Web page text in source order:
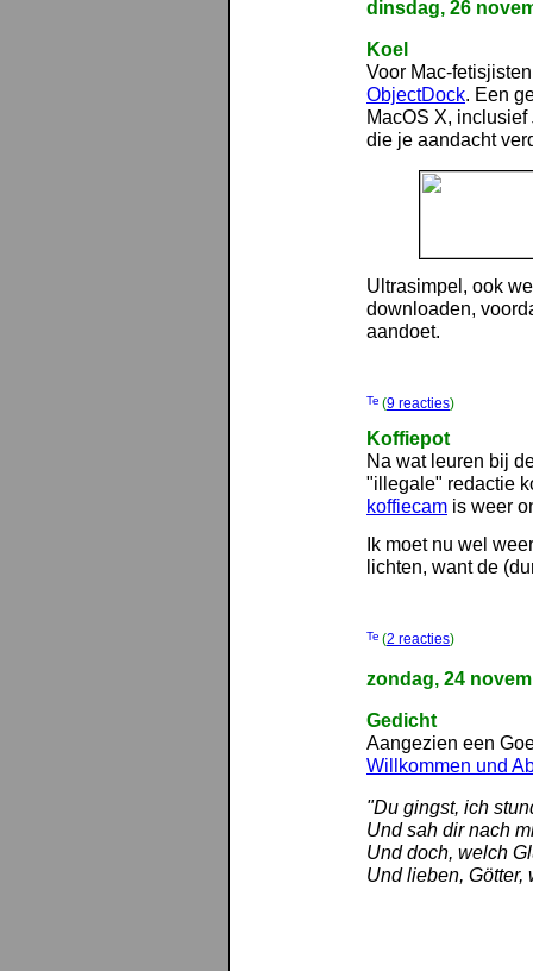
dinsdag, 26
Koel
Voor Mac-
ObjectDock. Een
MacOS X, inclusief
die je aandacht
Ultrasimpel, ook
downloaden,
aandoet.
(9 reacties)
Koffiepot
Na wat leuren bij
"illegale" redactie
koffiecam is weer
Ik moet nu wel
lichten, want de
(2 reacties)
zondag, 24
Gedicht
Aangezien een
Willkommen und
"Du gingst, ich
Und sah dir nach
Und doch, welch
Und lieben, Götter,